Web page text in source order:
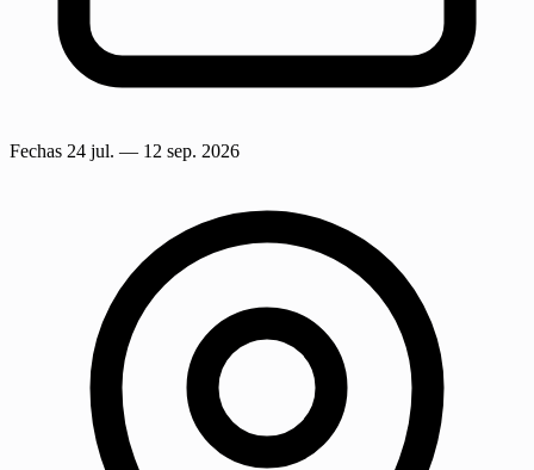
Fechas 24 jul. — 12 sep. 2026